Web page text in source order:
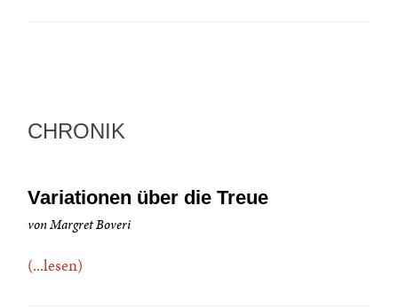
CHRONIK
Variationen über die Treue
von Margret Boveri
(...lesen)